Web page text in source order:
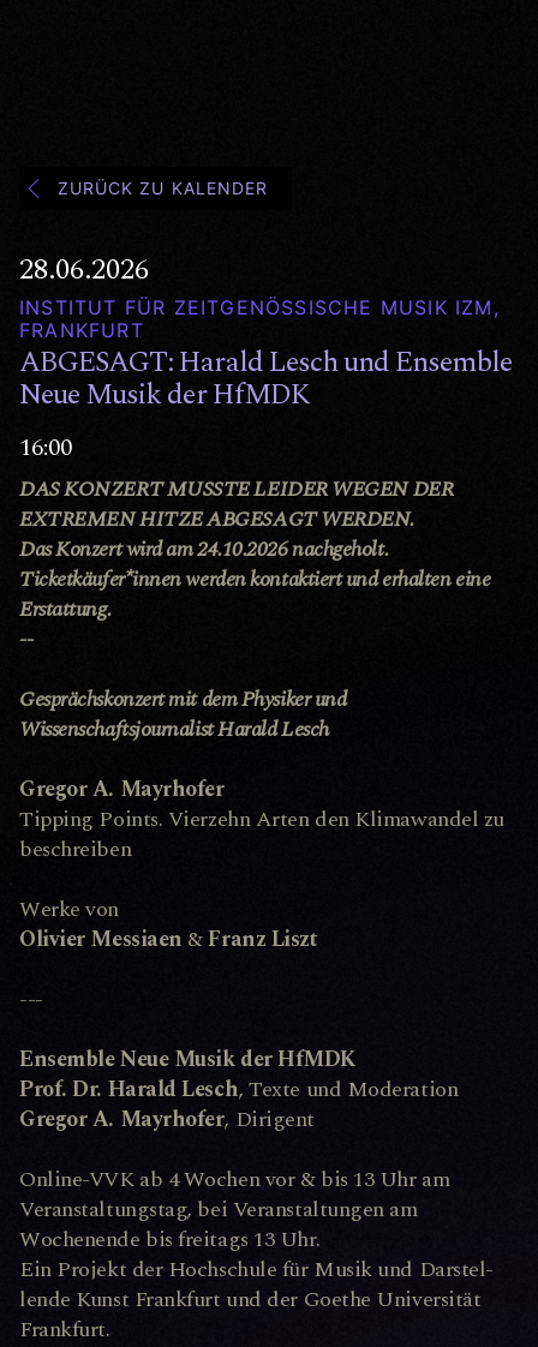
ZURÜCK ZU KALENDER
28.06.2026
INSTITUT FÜR ZEITGENÖSSISCHE MUSIK IZM,
FRANKFURT
ABGESAGT: Harald Lesch und Ensemble
Neue Musik der HfMDK
16:00
DAS KONZERT MUSSTE LEIDER WEGEN DER
EXTREMEN HITZE ABGESAGT WERDEN.
Das Konzert wird am 24.10.2026 nachgeholt.
Ticketkäufer*innen werden kontaktiert und erhalten eine
Erstattung.
--
Gesprächskonzert mit dem Physiker und
Wissenschaftsjournalist Harald Lesch
Gregor A. Mayrhofer
Tip­ping Points. Vier­zehn Ar­ten den Kli­ma­wan­del zu
be­schrei­ben
Werke von
Olivier Messiaen &Franz Liszt
---
Ensemble Neue Musik der HfMDK
Prof. Dr. Harald Lesch, Texte und Moderation
Gregor A. Mayrhofer, Dirigent
Online-VVK ab 4 Wochen vor & bis 13 Uhr am
Veranstaltungstag, bei Veranstaltungen am
Wochenende bis freitags 13 Uhr.
Ein Pro­jekt der Hoch­schu­le für Mu­sik und Dar­stel­
len­de Kunst Frank­furt und der Goe­the Uni­ver­si­tät
Frank­furt.